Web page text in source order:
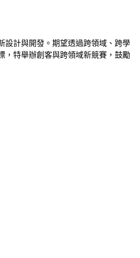
設計與開發。期望透過跨領域、跨學
，特舉辦創客與跨領域新競賽，鼓勵